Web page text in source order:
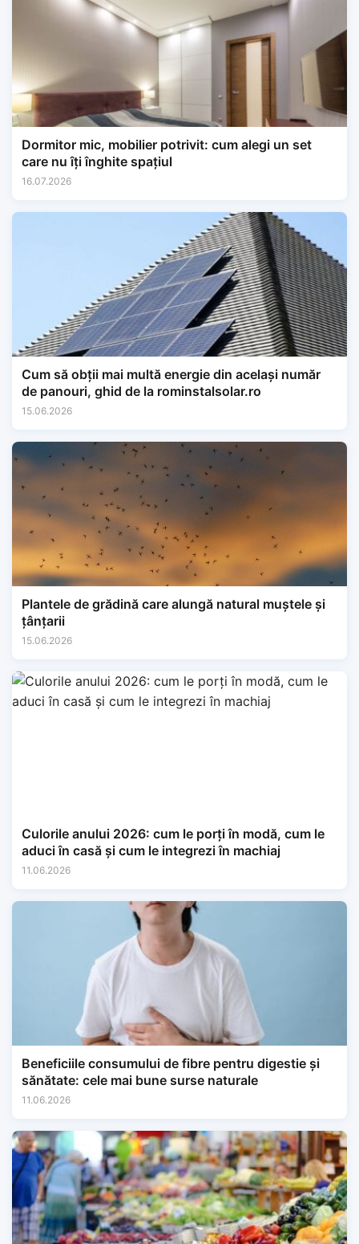
Dormitor mic, mobilier potrivit: cum alegi un set
care nu îți înghite spațiul
16.07.2026
Cum să obții mai multă energie din același număr
de panouri, ghid de la rominstalsolar.ro
15.06.2026
Plantele de grădină care alungă natural muștele și
țânțarii
15.06.2026
Culorile anului 2026: cum le porți în modă, cum le
aduci în casă și cum le integrezi în machiaj
11.06.2026
Beneficiile consumului de fibre pentru digestie și
sănătate: cele mai bune surse naturale
11.06.2026